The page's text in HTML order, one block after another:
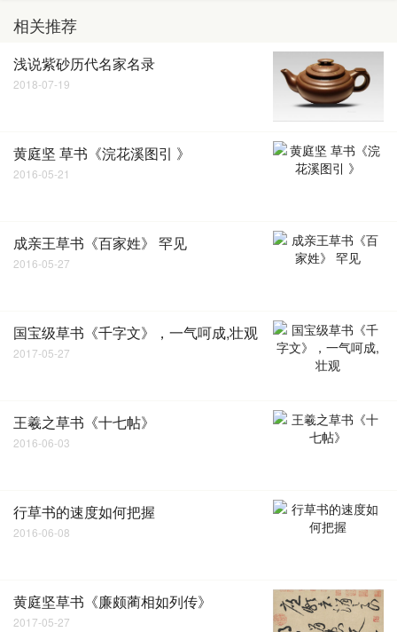
相关推荐
浅说紫砂历代名家名录
2018-07-19
黄庭坚 草书《浣花溪图引 》
2016-05-21
成亲王草书《百家姓》 罕见
2016-05-27
国宝级草书《千字文》，一气呵成,壮观
2017-05-27
王羲之草书《十七帖》
2016-06-03
行草书的速度如何把握
2016-06-08
黄庭坚草书《廉颇蔺相如列传》
2017-05-27